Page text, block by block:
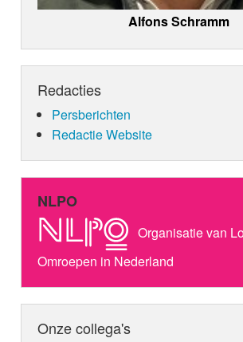
Alfons Schramm
Redacties
Persberichten
Redactie Website
NLPO
Organisatie van
Omroepen in Nederland
Onze collega's